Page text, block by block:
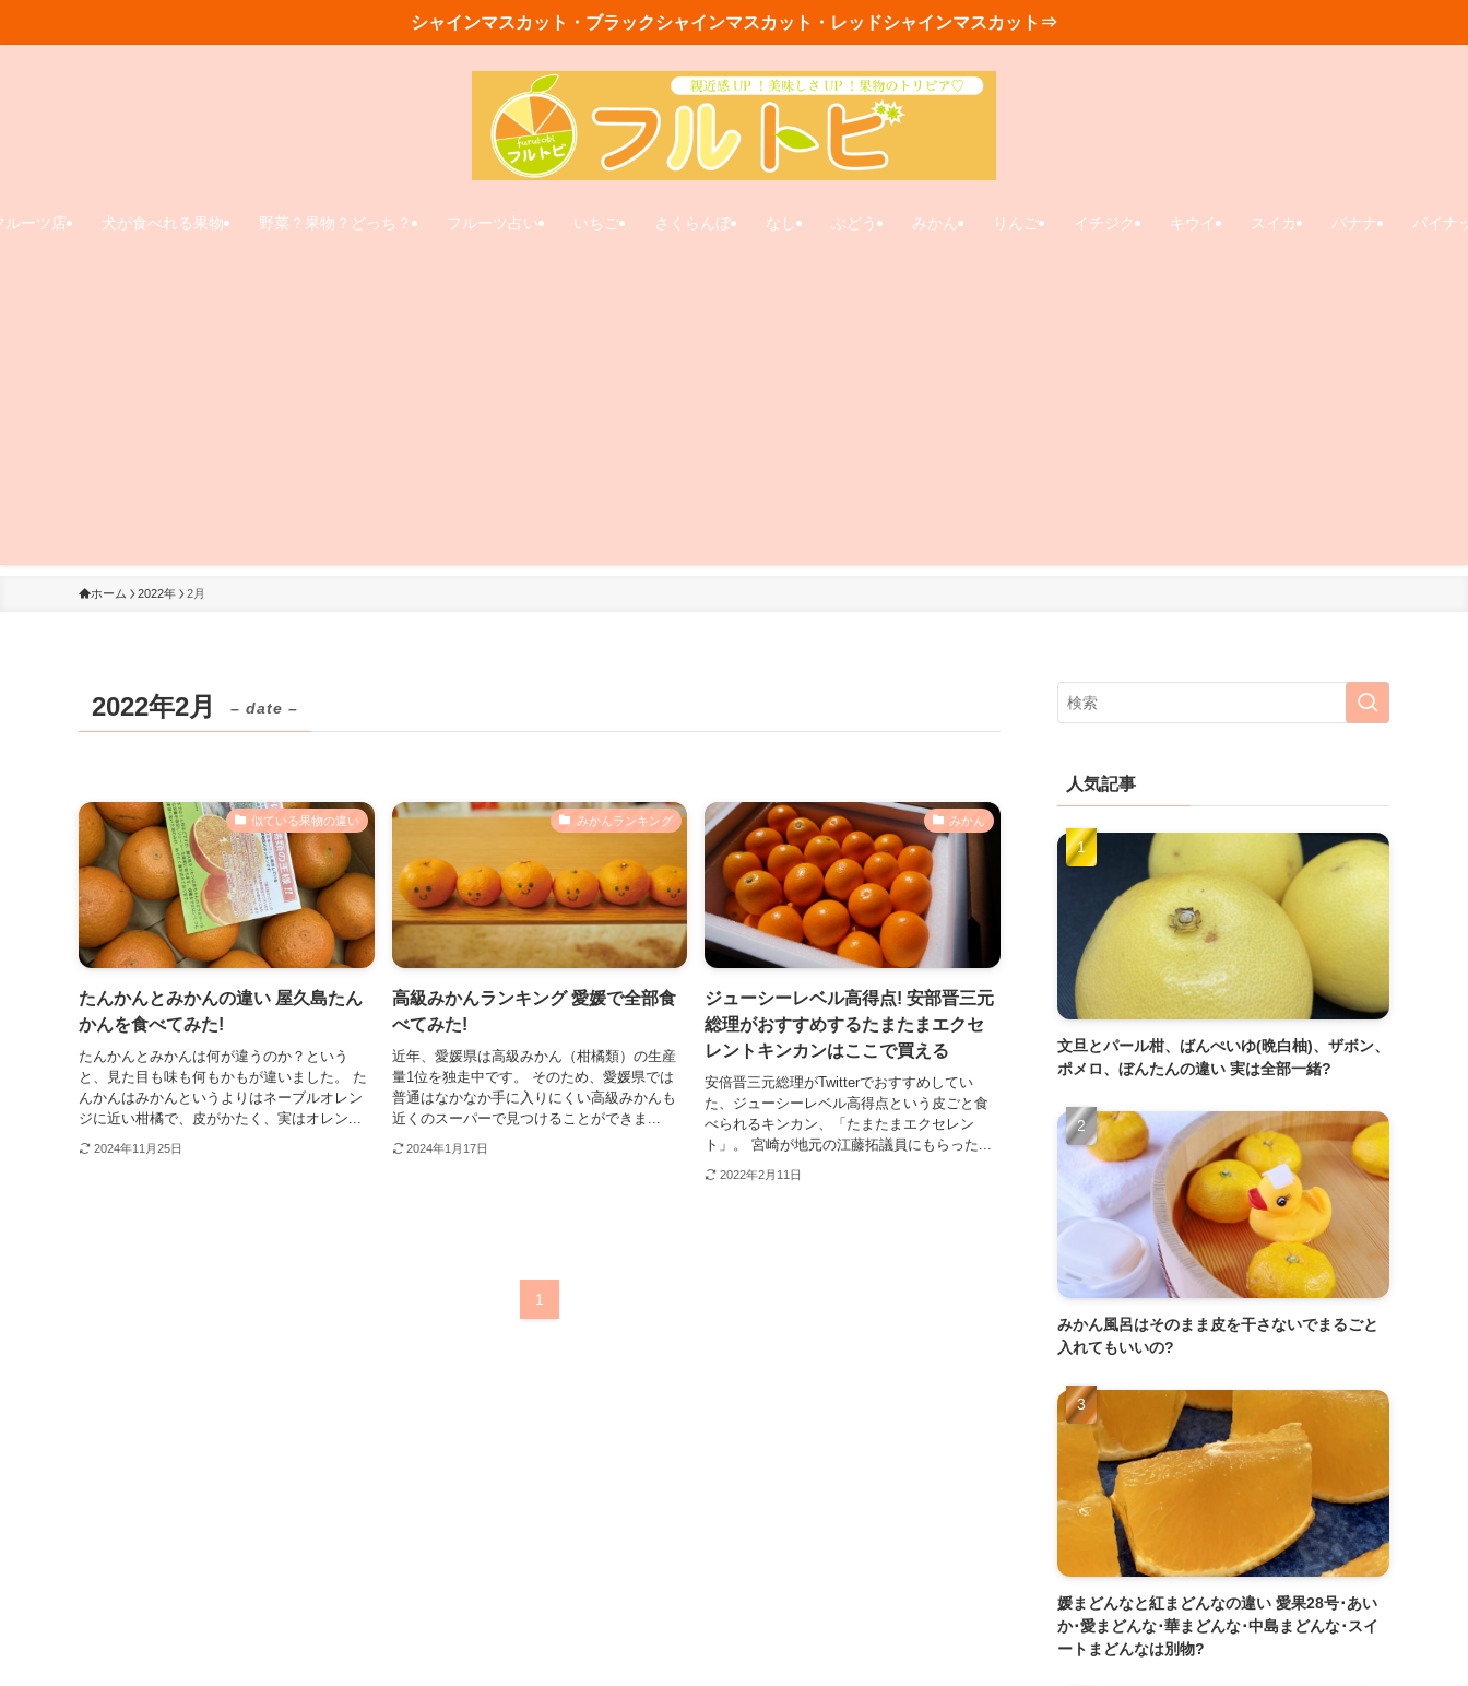
シャインマスカット・ブラックシャインマスカット・レッドシャインマスカット⇒
ルーツ店 犬が食べれる果物 野菜？果物？どっち？ フルーツ占い いちご さくらんぼ なし ぶどう みかん りんご イチジク キウイ スイカ バナナ パイナ
ホーム 2022年 2月
2022年2月 – date –
似ている果物の違い
たんかんとみかんの違い 屋久島たん
かんを食べてみた!
たんかんとみかんは何が違うのか？という
と、見た目も味も何もかもが違いました。 た
んかんはみかんというよりはネーブルオレン
ジに近い柑橘で、皮がかたく、実はオレン...
2024年11月25日
みかんランキング
高級みかんランキング 愛媛で全部食
べてみた!
近年、愛媛県は高級みかん（柑橘類）の生産
量1位を独走中です。 そのため、愛媛県では
普通はなかなか手に入りにくい高級みかんも
近くのスーパーで見つけることができま...
2024年1月17日
みかん
ジューシーレベル高得点! 安部晋三元
総理がおすすめするたまたまエクセ
レントキンカンはここで買える
安倍晋三元総理がTwitterでおすすめしてい
た、ジューシーレベル高得点という皮ごと食
べられるキンカン、「たまたまエクセレン
ト」。 宮崎が地元の江藤拓議員にもらった...
2022年2月11日
1
人気記事
文旦とパール柑、ばんぺいゆ(晩白柚)、ザボン、
ポメロ、ぼんたんの違い 実は全部一緒?
みかん風呂はそのまま皮を干さないでまるごと
入れてもいいの?
媛まどんなと紅まどんなの違い 愛果28号･あい
か･愛まどんな･華まどんな･中島まどんな･スイ
ートまどんなは別物?